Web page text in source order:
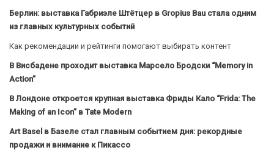
Берлин: выставка Габриэле Штётцер в Gropius Bau стала одним
из главных культурных событий
Как рекомендации и рейтинги помогают выбирать контент
В Висбадене проходит выставка Марсело Бродски “Memory in
Action”
В Лондоне откроется крупная выставка Фриды Кало “Frida: The
Making of an Icon” в Tate Modern
Art Basel в Базеле стал главным событием дня: рекордные
продажи и внимание к Пикассо